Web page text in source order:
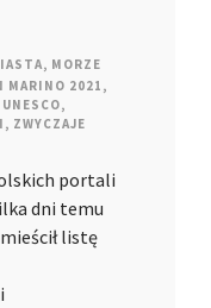
, MORZE
MARINO 2021 ,
UNESCO,
, ZWYCZAJE
portali
dni temu
listę